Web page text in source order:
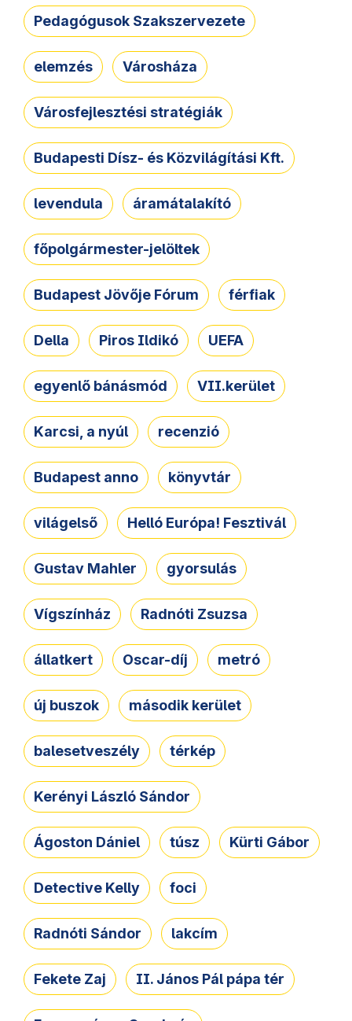
Pedagógusok Szakszervezete
elemzés Városháza
Városfejlesztési stratégiák
Budapesti Dísz- és Közvilágítási Kft.
levendula áramátalakító
főpolgármester-jelöltek
Budapest Jövője Fórum férfiak
Della Piros Ildikó UEFA
egyenlő bánásmód VII.kerület
Karcsi, a nyúl recenzió
Budapest anno könyvtár
világelső Helló Európa! Fesztivál
Gustav Mahler gyorsulás
Vígszínház Radnóti Zsuzsa
állatkert Oscar-díj metró
új buszok második kerület
balesetveszély térkép
Kerényi László Sándor
Ágoston Dániel túsz Kürti Gábor
Detective Kelly foci
Radnóti Sándor lakcím
Fekete Zaj II. János Pál pápa tér